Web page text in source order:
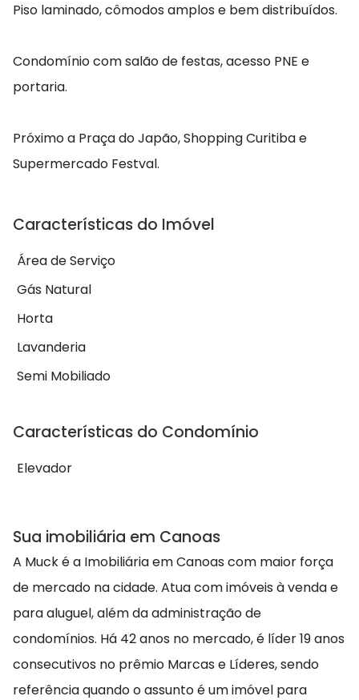
Piso laminado, cômodos amplos e bem distribuídos.
Condomínio com salão de festas, acesso PNE e
portaria.
Próximo a Praça do Japão, Shopping Curitiba e
Supermercado Festval.
Características do Imóvel
Área de Serviço
Gás Natural
Horta
Lavanderia
Semi Mobiliado
Características do Condomínio
Elevador
Sua imobiliária em Canoas
A Muck é a Imobiliária em Canoas com maior força
de mercado na cidade. Atua com imóveis à venda e
para aluguel, além da administração de
condomínios. Há 42 anos no mercado, é líder 19 anos
consecutivos no prêmio Marcas e Líderes, sendo
referência quando o assunto é um imóvel para